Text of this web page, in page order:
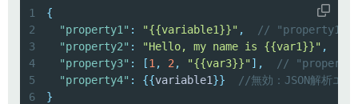
1
{
2
"property1" : "{{variable1}}" ,
// "property1"と
3
"property2" : "Hello, my name is {{var1}}" ,
4
"property3" : [1 , 2 , "{{var3}}" ] ,
// "property3"
5
"property4" : {{variable1}}
//無効：JSON解析エラ
6
}